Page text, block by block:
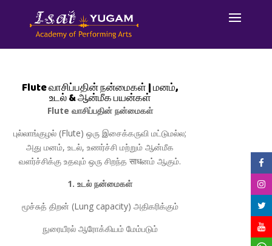
Flute வாசிப்பதின் நன்மைகள் | மனம்,
உடல் & ஆன்மீக பயன்கள்
Flute வாசிப்பதின் நன்மைகள்
புல்லாங்குழல் (Flute) ஒரு இசைக்கருவி மட்டுமல்ல;
அது மனம், உடல், உணர்ச்சி மற்றும் ஆன்மீக
வளர்ச்சிக்கு உதவும் ஒரு சிறந்த साधனம் ஆகும்.
1. உடல் நன்மைகள்
மூச்சுத் திறன் (Lung capacity) அதிகரிக்கும்
நுரையீரல் ஆரோக்கியம் மேம்படும்